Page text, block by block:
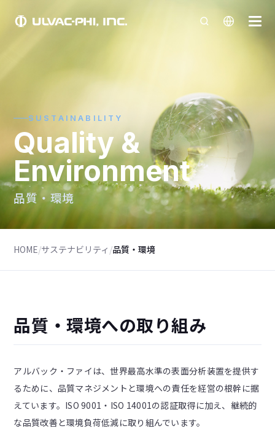
SUSTAINABILITY
Quality &
Environment
品質・環境
HOME/サステナビリティ /品質・環境
品質・環境への取り組み
アルバック・ファイは、世界最高水準の表面分析装置を提供す
るために、品質マネジメントと環境への責任を経営の根幹に据
えています。ISO 9001・ISO 14001の認証取得に加え、継続的
な品質改善と環境負荷低減に取り組んでいます。